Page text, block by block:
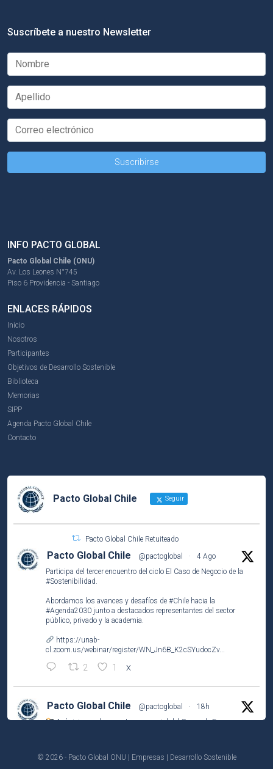
Suscríbete a nuestro Newsletter
INFO PACTO GLOBAL
Pacto Global Chile (ONU)
Av. Los Leones N°745
Piso 6 Providencia - Santiago
ENLACES RÁPIDOS
Inicio
Nosotros
Participantes
Objetivos de Desarrollo Sostenible
Biblioteca
Memorias
SIPP
Agenda Pacto Global Chile
Contacto
Pacto Global Chile Seguir
Pacto Global Chile Retuiteado
Pacto Global Chile @pactoglobal ·
4 Ago
Participa del tercer encuentro del ciclo El Caso de Negocio de la
#Sostenibilidad.
Abordamos los avances y desafíos de #Chile hacia la
#Agenda2030 junto a destacados representantes del sector
público, privado y la academia.
https://unab-
cl.zoom.us/webinar/register/WN_Jn6B_K2cSYudocZv...
2 1 X
Pacto Global Chile @pactoglobal ·
18h
Así vivimos el encuentro presencial del Grupo de Empresas
(@ufinisterrae) y definimos prioridades y acciones para 2026-
© 2026 - Pacto Global ONU | Empresas | Desarrollo Sostenible